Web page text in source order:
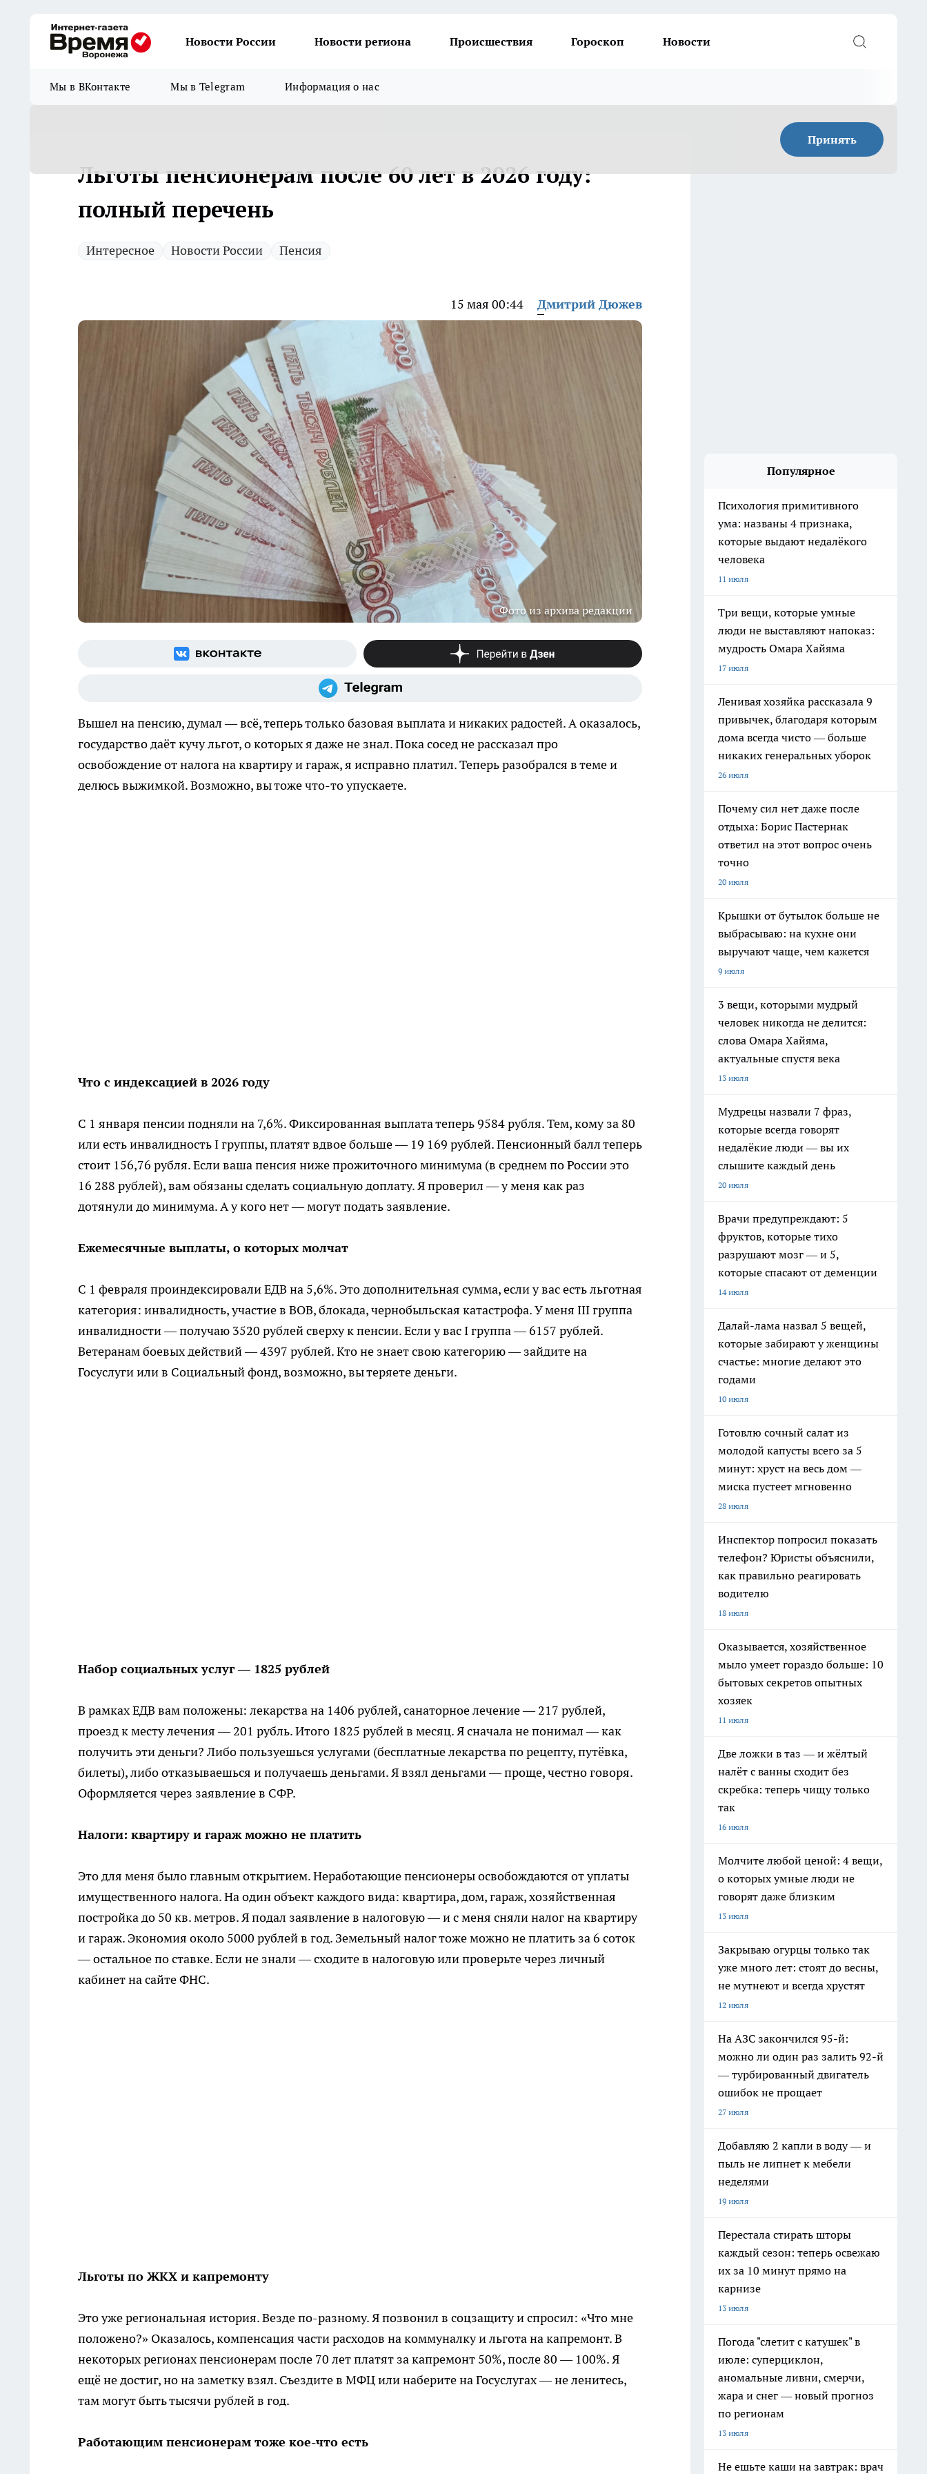
Новости России Новости региона Происшествия Гороскоп Новости
Мы в ВКонтакте Мы в Telegram Информация о нас
Принять
Льготы пенсионерам после 60 лет в 2026 году:
полный перечень
Интересное Новости России Пенсия
15 мая 00:44 Дмитрий Дюжев
Фото из архива редакции
Вышел на пенсию, думал — всё, теперь только базовая выплата и никаких радостей. А оказалось,
государство даёт кучу льгот, о которых я даже не знал. Пока сосед не рассказал про
освобождение от налога на квартиру и гараж, я исправно платил. Теперь разобрался в теме и
делюсь выжимкой. Возможно, вы тоже что-то упускаете.
Что с индексацией в 2026 году
С 1 января пенсии подняли на 7,6%. Фиксированная выплата теперь 9584 рубля. Тем, кому за 80
или есть инвалидность I группы, платят вдвое больше — 19 169 рублей. Пенсионный балл теперь
стоит 156,76 рубля. Если ваша пенсия ниже прожиточного минимума (в среднем по России это
16 288 рублей), вам обязаны сделать социальную доплату. Я проверил — у меня как раз
дотянули до минимума. А у кого нет — могут подать заявление.
Ежемесячные выплаты, о которых молчат
С 1 февраля проиндексировали ЕДВ на 5,6%. Это дополнительная сумма, если у вас есть льготная
категория: инвалидность, участие в ВОВ, блокада, чернобыльская катастрофа. У меня III группа
инвалидности — получаю 3520 рублей сверху к пенсии. Если у вас I группа — 6157 рублей.
Ветеранам боевых действий — 4397 рублей. Кто не знает свою категорию — зайдите на
Госуслуги или в Социальный фонд, возможно, вы теряете деньги.
Набор социальных услуг — 1825 рублей
В рамках ЕДВ вам положены: лекарства на 1406 рублей, санаторное лечение — 217 рублей,
проезд к месту лечения — 201 рубль. Итого 1825 рублей в месяц. Я сначала не понимал — как
получить эти деньги? Либо пользуешься услугами (бесплатные лекарства по рецепту, путёвка,
билеты), либо отказываешься и получаешь деньгами. Я взял деньгами — проще, честно говоря.
Оформляется через заявление в СФР.
Налоги: квартиру и гараж можно не платить
Это для меня было главным открытием. Неработающие пенсионеры освобождаются от уплаты
имущественного налога. На один объект каждого вида: квартира, дом, гараж, хозяйственная
постройка до 50 кв. метров. Я подал заявление в налоговую — и с меня сняли налог на квартиру
и гараж. Экономия около 5000 рублей в год. Земельный налог тоже можно не платить за 6 соток
— остальное по ставке. Если не знали — сходите в налоговую или проверьте через личный
кабинет на сайте ФНС.
Льготы по ЖКХ и капремонту
Это уже региональная история. Везде по-разному. Я позвонил в соцзащиту и спросил: «Что мне
положено?» Оказалось, компенсация части расходов на коммуналку и льгота на капремонт. В
некоторых регионах пенсионерам после 70 лет платят за капремонт 50%, после 80 — 100%. Я
ещё не достиг, но на заметку взял. Съездите в МФЦ или наберите на Госуслугах — не ленитесь,
там могут быть тысячи рублей в год.
Работающим пенсионерам тоже кое-что есть
Популярное
Психология примитивного
ума: названы 4 признака,
которые выдают недалёкого
человека
11 июля
Три вещи, которые умные
люди не выставляют напоказ:
мудрость Омара Хайяма
17 июля
Ленивая хозяйка рассказала 9
привычек, благодаря которым
дома всегда чисто — больше
никаких генеральных уборок
26 июля
Почему сил нет даже после
отдыха: Борис Пастернак
ответил на этот вопрос очень
точно
20 июля
Крышки от бутылок больше не
выбрасываю: на кухне они
выручают чаще, чем кажется
9 июля
3 вещи, которыми мудрый
человек никогда не делится:
слова Омара Хайяма,
актуальные спустя века
13 июля
Мудрецы назвали 7 фраз,
которые всегда говорят
недалёкие люди — вы их
слышите каждый день
20 июля
Врачи предупреждают: 5
фруктов, которые тихо
разрушают мозг — и 5,
которые спасают от деменции
14 июля
Далай-лама назвал 5 вещей,
которые забирают у женщины
счастье: многие делают это
годами
10 июля
Готовлю сочный салат из
молодой капусты всего за 5
минут: хруст на весь дом —
миска пустеет мгновенно
28 июля
Инспектор попросил показать
телефон? Юристы объяснили,
как правильно реагировать
водителю
18 июля
Оказывается, хозяйственное
мыло умеет гораздо больше: 10
бытовых секретов опытных
хозяек
11 июля
Две ложки в таз — и жёлтый
налёт с ванны сходит без
скребка: теперь чищу только
так
16 июля
Молчите любой ценой: 4 вещи,
о которых умные люди не
говорят даже близким
13 июля
Закрываю огурцы только так
уже много лет: стоят до весны,
не мутнеют и всегда хрустят
12 июля
На АЗС закончился 95-й:
можно ли один раз залить 92-й
— турбированный двигатель
ошибок не прощает
27 июля
Добавляю 2 капли в воду — и
пыль не липнет к мебели
неделями
19 июля
Перестала стирать шторы
каждый сезон: теперь освежаю
их за 10 минут прямо на
карнизе
13 июля
Погода "слетит с катушек" в
июле: суперциклон,
аномальные ливни, смерчи,
жара и снег — новый прогноз
по регионам
13 июля
Не ешьте каши на завтрак: врач